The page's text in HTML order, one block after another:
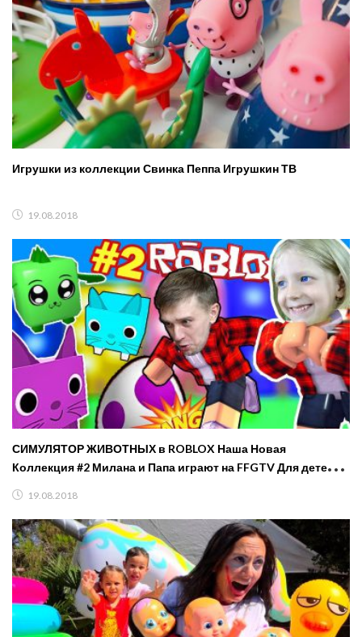
Игрушки из коллекции Свинка Пеппа Игрушкин ТВ
19.08.2018
СИМУЛЯТОР ЖИВОТНЫХ в ROBLOX Наша Новая
Коллекция #2 Милана и Папа играют на FFGTV Для детей
19.08.2018